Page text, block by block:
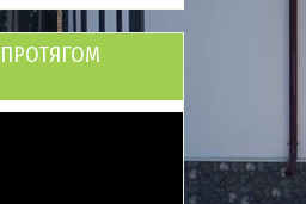
ПРОТЯГОМ